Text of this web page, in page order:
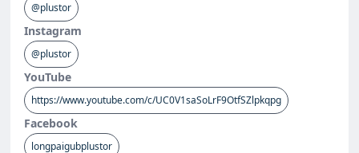
@plustor
Instagram
@plustor
YouTube
https://www.youtube.com/c/UC0V1saSoLrF9OtfSZlpkqpg
Facebook
longpaigubplustor